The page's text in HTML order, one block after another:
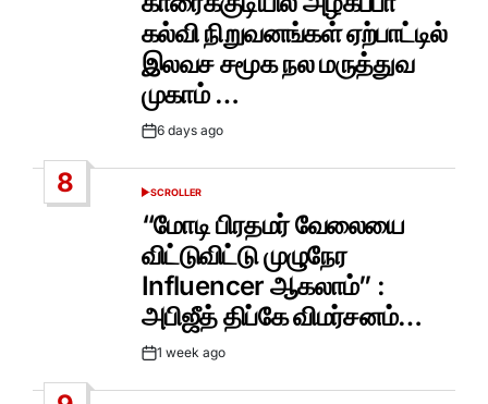
கல்வி நிறுவனங்கள் ஏற்பாட்டில்
இலவச சமூக நல மருத்துவ
முகாம் …
Post6 days ago
8
POSTED
IN
SCROLLER
“மோடி பிரதமர் வேலையை
விட்டுவிட்டு முழுநேர
Influencer ஆகலாம்” :
அபிஜீத் திப்கே விமர்சனம்…
Post1 week ago